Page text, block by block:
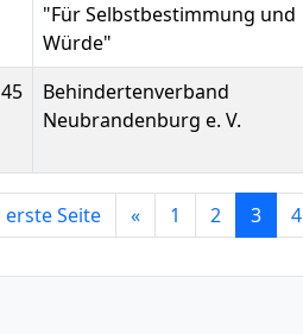
"Für Selbstbestimmung und
Würde"
45
Behindertenverband
Neubrandenburg e. V.
erste Seite « 1 2 3 4